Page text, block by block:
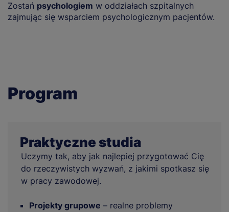
Zostań psychologiem w oddziałach szpitalnych
zajmując się wsparciem psychologicznym pacjentów.
Program
Praktyczne studia
Uczymy tak, aby jak najlepiej przygotować Cię
do rzeczywistych wyzwań, z jakimi spotkasz się
w pracy zawodowej.
Projekty grupowe – realne problemy